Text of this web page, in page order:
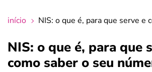
finanças
início NIS: o que é, para que serve e
NIS: o que é, para que
como saber o seu